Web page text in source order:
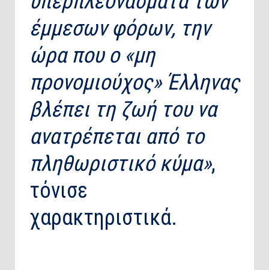
έμμεσων φόρων, την
ώρα που ο «μη
προνομιούχος» Έλληνας
βλέπει τη ζωή του να
ανατρέπεται από το
πληθωριστικό κύμα»,
τόνισε
χαρακτηριστικά.